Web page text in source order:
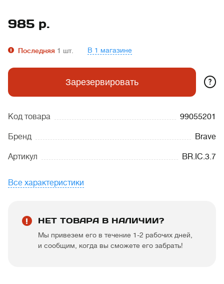
985 р.
Последняя 1 шт. В 1 магазине
Зарезервировать ?
Код товара 99055201
Бренд Brave
Артикул BR.IC.3.7
Все характеристики
НЕТ ТОВАРА В НАЛИЧИИ?
Мы привезем его в течение 1-2 рабочих дней,
и сообщим, когда вы сможете его забрать!